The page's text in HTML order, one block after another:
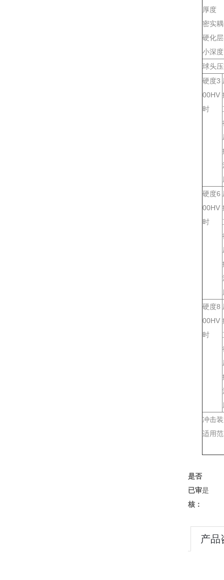
厚度
密实
硬化
小深度
球头
硬度3
00HV
时
硬度6
00HV
时
硬度8
00HV
时
冲击
适用
是否
已审
核：
是
产品